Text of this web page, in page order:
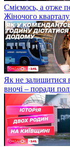
Сміємось, а отже
Жіночого
Як не залишитися
вночі – поради